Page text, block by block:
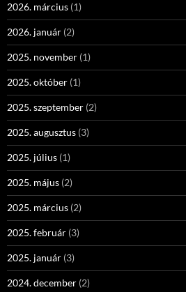
2026. március (1)
2026. január (2)
2025. november (1)
2025. október (1)
2025. szeptember (2)
2025. augusztus (3)
2025. július (1)
2025. május (2)
2025. március (2)
2025. február (3)
2025. január (3)
2024. december (2)